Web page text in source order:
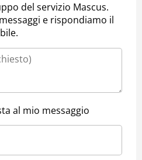
del servizio Mascus.
e rispondiamo il
al mio messaggio